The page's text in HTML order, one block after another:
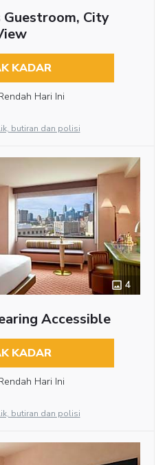
Guestroom, City
KADAR
Hari Ini
butiran dan polisi
4
Accessible
KADAR
Hari Ini
butiran dan polisi